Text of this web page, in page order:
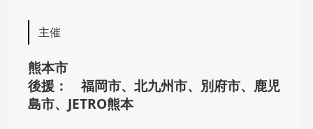
主催
熊本市
後援： 福岡市、北九州市、別府市、鹿児
島市、JETRO熊本